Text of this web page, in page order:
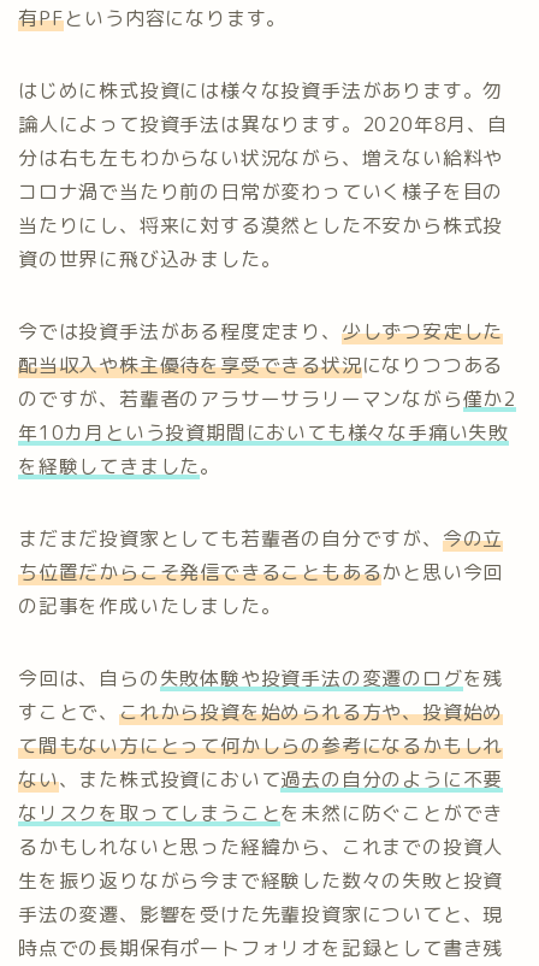
有PFという内容になります。
はじめに株式投資には様々な投資手法があります。勿
論人によって投資手法は異なります。2020年8月、自
分は右も左もわからない状況ながら、増えない給料や
コロナ渦で当たり前の日常が変わっていく様子を目の
当たりにし、将来に対する漠然とした不安から株式投
資の世界に飛び込みました。
今では投資手法がある程度定まり、 少しずつ安定した
配当収入や株主優待を享受できる状況になりつつある
のですが、若輩者のアラサーサラリーマンながら僅か2
年10カ月という投資期間においても様々な手痛い失敗
を経験してきました。
まだまだ投資家としても若輩者の自分ですが、 今の立
ち位置だからこそ発信できることもあるかと思い今回
の記事を作成いたしました。
今回は、自らの失敗体験や投資手法の変遷のログを残
すことで、 これから投資を始められる方や、投資始め
て間もない方にとって何かしらの参考になるかもしれ
ない、また株式投資において過去の自分のように不要
なリスクを取ってしまうことを未然に防ぐことができ
るかもしれないと思った経緯から、これまでの投資人
生を振り返りながら今まで経験した数々の失敗と投資
手法の変遷、影響を受けた先輩投資家についてと、現
時点での長期保有ポートフォリオを記録として書き残